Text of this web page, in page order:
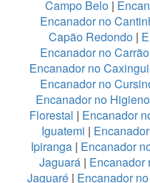
Campo Belo |
Encanador no
Capão Redondo|
Encanador no Carrão
Encanador no Caxingui
Encanador no
Encanador no
Florestal | Encanador
Iguatemi |
Ipiranga | Encanador
Jaguará | Encanador
Jaguaré | Encanador